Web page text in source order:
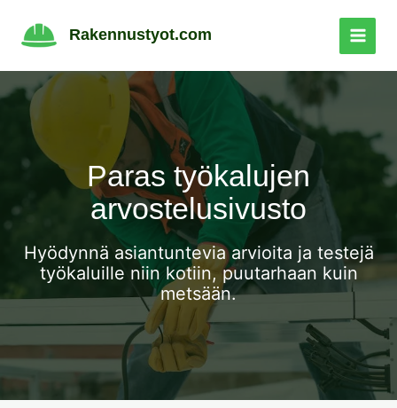
sisältöön
Rakennustyot.com
Paras työkalujen
arvostelusivusto
Hyödynnä asiantuntevia arvioita ja testejä
työkaluille niin kotiin, puutarhaan kuin
metsään.